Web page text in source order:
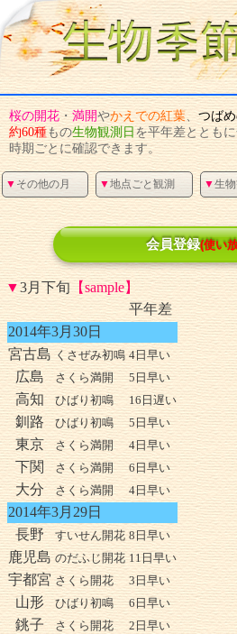
桜の開花・満開やかえでの紅葉、つばめ
約60種もの生物観測日 を平年差ととも
時期ごとに確認できます。
▼ その他の月 ▼地点ごと観測 ▼生
会員登録(使い
▼3月下旬【sample】
平年差
2014年3月30日
宮古島 くさぜみ初鳴 4日早い
広島 さくら満開 5日早い
高知 ひばり初鳴 16日遅い
釧路 ひばり初鳴 5日早い
東京 さくら満開 4日早い
下関 さくら満開 6日早い
大分 さくら満開 4日早い
2014年3月29日
長野
すいせん開花 8日早い
鹿児島 のだふじ開花 11日早い
宇都宮 さくら開花 3日早い
山形 ひばり初鳴 6日早い
銚子 さくら開花 2日早い